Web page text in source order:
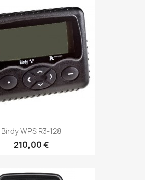
Birdy WPS R3-128
210,00 €